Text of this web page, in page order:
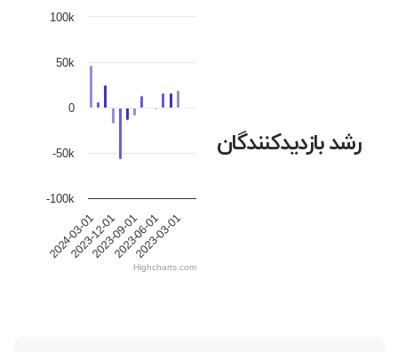
رشد بازدیدکنندگان
2024-03-01
2023-12-01
2023-09-01
2023-06-01
2023-03-01
-50k
0
50k
-100k
100k
Highcharts.com